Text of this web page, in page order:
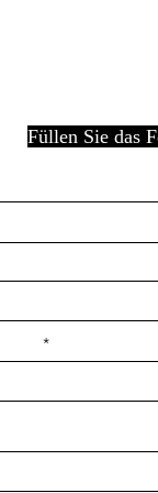
Füllen Sie das